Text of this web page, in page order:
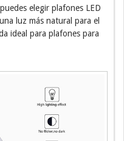
elegir plafones LED
luz más natural para el
ideal para plafones para